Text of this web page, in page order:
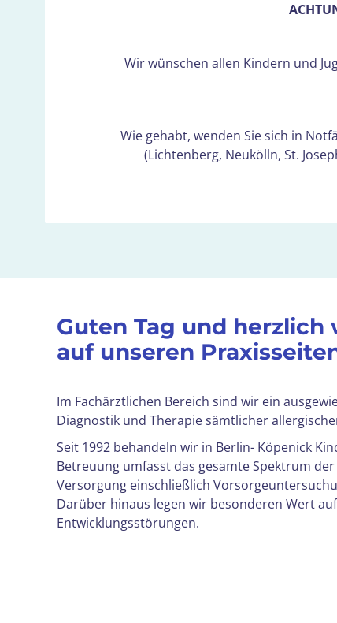
Wir wünschen allen Kindern und
Wie gehabt, wenden Sie sich in
(Lichtenberg, Neukölln, St.
Guten Tag und herzlich
auf unseren
Im Fachärztlichen Bereich sind wir ein
Diagnostik und Therapie sämtlicher
Seit 1992 behandeln wir in Berlin- Köpenick
Betreuung umfasst das gesamte Spektrum
Versorgung einschließlich
Darüber hinaus legen wir besonderen Wert
Entwicklungsstörungen.